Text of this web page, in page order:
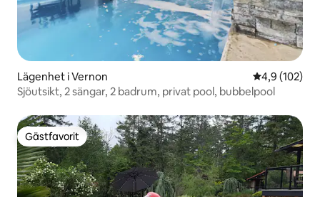
Lägenhet i Vernon 4,9 av 5 i
4,9 (102)
Sjöutsikt, 2 sängar, 2 badrum, privat pool, bubbelpool
Gästfavorit
Gästfavorit